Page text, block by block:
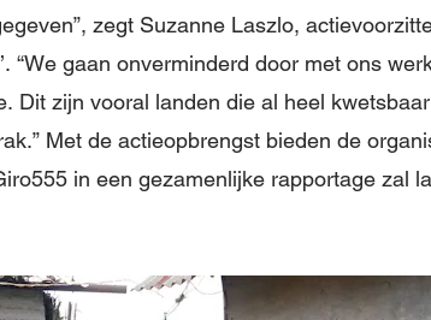
zegt Suzanne Laszlo,
“We gaan onverminderd door met ons
Dit zijn vooral landen die al heel
Met de actieopbrengst bieden de
in een gezamenlijke rapportage zal